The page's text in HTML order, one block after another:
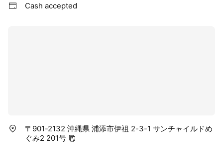
Cash accepted
〒901-2132 沖縄県 浦添市伊祖 2-3-1 サンチャイルドめ
ぐみ2 201号